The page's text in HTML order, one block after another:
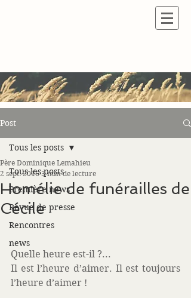
Post
Tous les posts
Première news
Revue de presse
Rencontres
news
Tous les posts
Homélie de funérailles de
Cécile
Père Dominique Lemahieu
2 sept. 2016 3 min de lecture
Quelle heure est-il ?...
Il est l’heure d’aimer. Il est toujours
l’heure d’aimer !